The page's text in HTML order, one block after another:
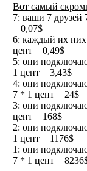
Вот самый
7: ваши 7 друзей
= 0,07$
6: каждый их них
цент = 0,49$
5: они
1 цент = 3,43$
4: они
7 * 1 цент = 24$
3: они
цент = 168$
2: они
1 цент = 1176$
1: они
7 * 1 цент =